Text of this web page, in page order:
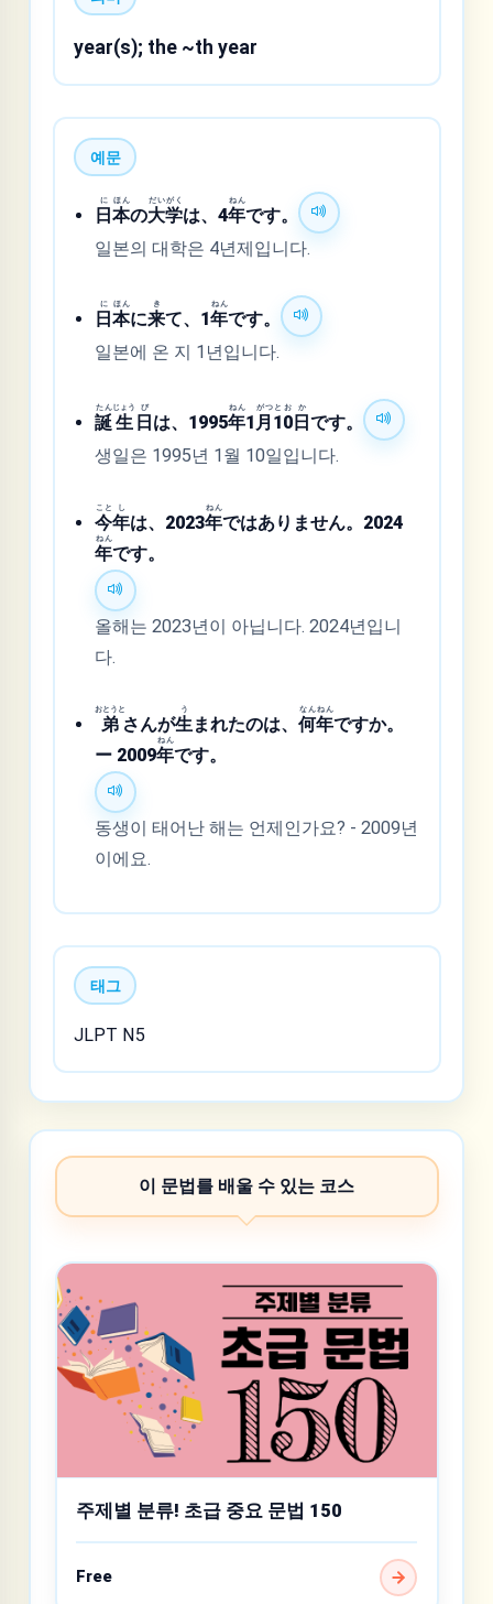
year(s); the ~th year
예문
日
に
本
ほん
の大
だい
学
がく
は、4年
ねん
です。
일본의 대학은 4년제입니다.
日
に
本
ほん
に来
き
て、1年
ねん
です。
일본에 온 지 1년입니다.
誕
たん
生
じょう
日
び
は、1995年
ねん
1 月
がつ
1
と
0
お
日
か
です。
생일은 1995년 1월 10일입니다.
今
こと
年
し
は、2023年
ねん
ではありません。2024
年
ねん
です。
올해는 2023년이 아닙니다. 2024년입니
다.
弟
おとうと
さんが生
う
まれたのは、何
なん
年
ねん
ですか。
ー 2009年
ねん
です。
동생이 태어난 해는 언제인가요? - 2009년
이에요.
태그
JLPT N5
이 문법를 배울 수 있는 코스
주제별 분류! 초급 중요 문법 150
Free